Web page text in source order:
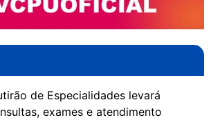
de Especialidades levará
exames e atendimento